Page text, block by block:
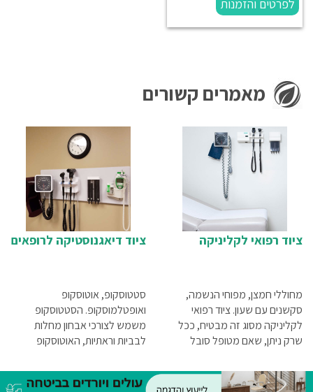
לפרטים והזמנות
מאמרים קשורים
ציוד רפואי לקליניקה
מחוללי חמצן, מפוחי הנשמה,
סקשנים עם שעון. ציוד רפואי
לקליניקה מסוג זה מבטיח, ככל
שרק ניתן, שאם מטופל סובל
במקום יימצא כל הציוד הדרוש
שימקסם את הסיכוי להצילו.
ציוד דיאגנוסטיקה לרופאים
סטטוסקופ, אוטוסקופ
ואופטלמוסקופ. הסטטוסקופ
משמש לצורכי אבחון מחלות
לבביות וראתיות, האוטוסקופ
לבדיקת קרקעית העין, ולכן אין
ספק שהם חייבים להיות איכותיים